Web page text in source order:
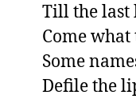
Till the last
Come what
Some
Defile the